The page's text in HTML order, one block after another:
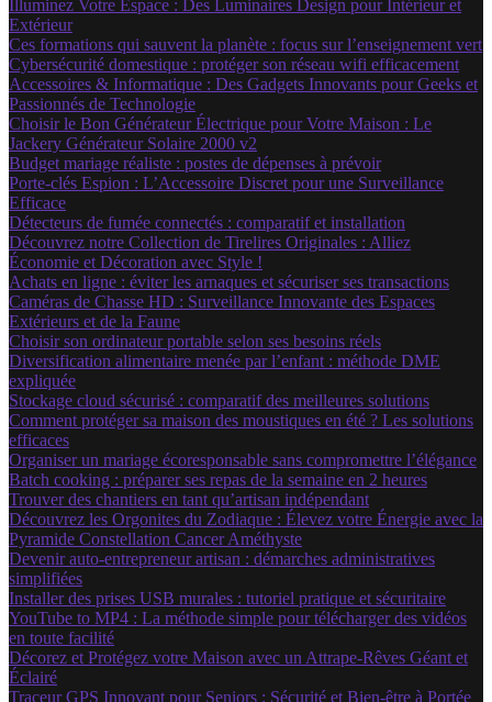
Illuminez Votre Espace : Des Luminaires Design pour Intérieur et
Extérieur
Ces formations qui sauvent la planète : focus sur l’enseignement vert
Cybersécurité domestique : protéger son réseau wifi efficacement
Accessoires & Informatique : Des Gadgets Innovants pour Geeks et
Passionnés de Technologie
Choisir le Bon Générateur Électrique pour Votre Maison : Le
Jackery Générateur Solaire 2000 v2
Budget mariage réaliste : postes de dépenses à prévoir
Porte-clés Espion : L’Accessoire Discret pour une Surveillance
Efficace
Détecteurs de fumée connectés : comparatif et installation
Découvrez notre Collection de Tirelires Originales : Alliez
Économie et Décoration avec Style !
Achats en ligne : éviter les arnaques et sécuriser ses transactions
Caméras de Chasse HD : Surveillance Innovante des Espaces
Extérieurs et de la Faune
Choisir son ordinateur portable selon ses besoins réels
Diversification alimentaire menée par l’enfant : méthode DME
expliquée
Stockage cloud sécurisé : comparatif des meilleures solutions
Comment protéger sa maison des moustiques en été ? Les solutions
efficaces
Organiser un mariage écoresponsable sans compromettre l’élégance
Batch cooking : préparer ses repas de la semaine en 2 heures
Trouver des chantiers en tant qu’artisan indépendant
Découvrez les Orgonites du Zodiaque : Élevez votre Énergie avec la
Pyramide Constellation Cancer Améthyste
Devenir auto-entrepreneur artisan : démarches administratives
simplifiées
Installer des prises USB murales : tutoriel pratique et sécuritaire
YouTube to MP4 : La méthode simple pour télécharger des vidéos
en toute facilité
Décorez et Protégez votre Maison avec un Attrape-Rêves Géant et
Éclairé
Traceur GPS Innovant pour Seniors : Sécurité et Bien-être à Portée